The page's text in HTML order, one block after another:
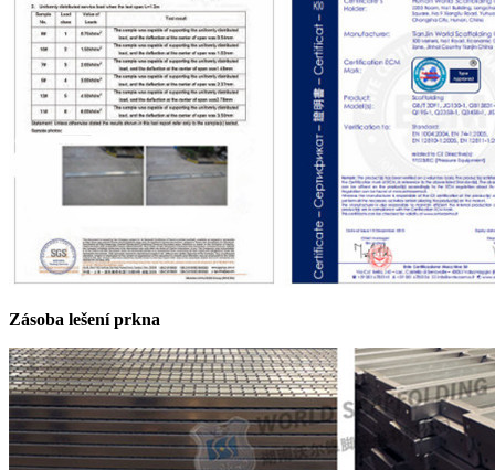
Zásoba lešení prkna